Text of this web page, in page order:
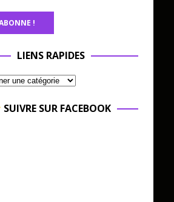
LIENS RAPIDES
SUIVRE SUR FACEBOOK